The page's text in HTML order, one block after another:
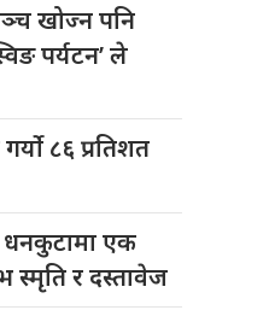
खोज्न पनि
पर्यटन’ ले
८६ प्रतिशत
धनकुटामा एक
स्मृति र दस्तावेज